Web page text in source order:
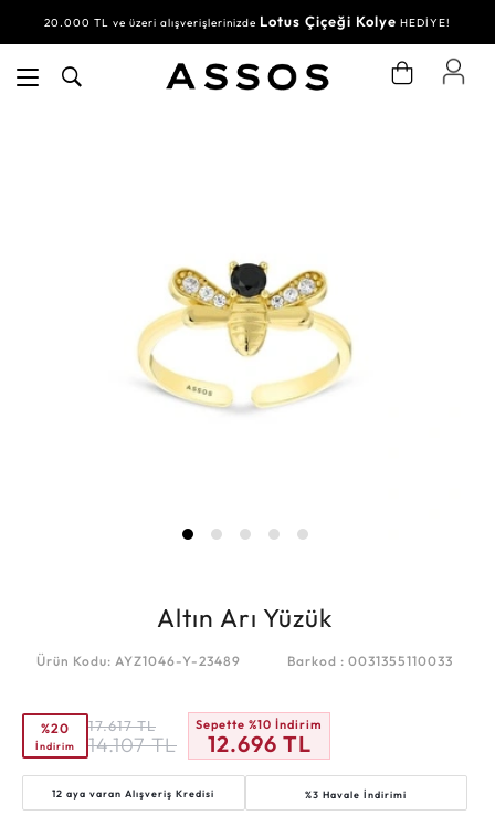
20.000 TL ve üzeri alışverişlerinizde Lotus Çiçeği Kolye HEDİYE!
Altın Arı Yüzük
Ürün Kodu: AYZ1046-Y-23489 Barkod : 0031355110033
%20
İndirim
17.617 TL
14.107 TL
Sepette %10 İndirim
12.696 TL
12 aya varanAlışveriş Kredisi %3 Havale İndirimi